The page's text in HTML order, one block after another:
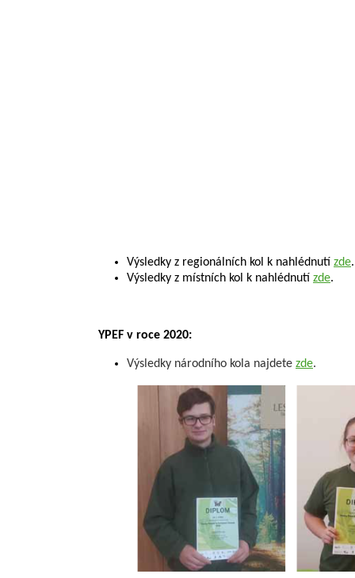
Výsledky z regionálních kol k nahlédnutí zde.
Výsledky z místních kol k nahlédnutí zde.
YPEF v roce 2020:
Výsledky národního kola najdete zde.